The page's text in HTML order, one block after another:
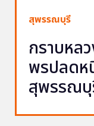
สุพรรณบุรี
กราบหล
พรปลดห
สุพรรณ